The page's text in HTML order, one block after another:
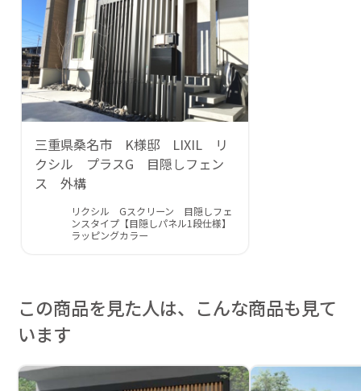
三重県桑名市 K様邸 LIXIL リ
クシル プラスG 目隠しフェン
ス 外構
リクシル Gスクリーン 目隠しフェ
ンスタイプ【目隠しパネル1段仕様】
ラッピングカラー
この商品を見た人は、こんな商品も見て
います